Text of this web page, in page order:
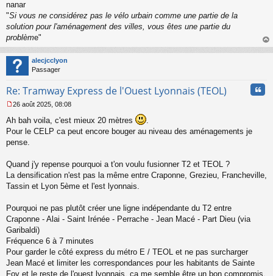
u
nanar
"Si vous ne considérez pas le vélo urbain comme une partie de la
solution pour l'aménagement des villes, vous êtes une partie du
problème"
au
alecjcclyon
Passager
Re: Tramway Express de l'Ouest Lyonnais (TEOL)
e
s
a
e
n
o
u
26 août 2025, 08:08
Ah bah voila, c'est mieux 20 mètres
.
Pour le CELP ca peut encore bouger au niveau des aménagements je
pense.
Quand j'y repense pourquoi a t'on voulu fusionner T2 et TEOL ?
La densification n'est pas la même entre Craponne, Grezieu, Francheville,
Tassin et Lyon 5ème et l'est lyonnais.
Pourquoi ne pas plutôt créer une ligne indépendante du T2 entre
Craponne - Alai - Saint Irénée - Perrache - Jean Macé - Part Dieu (via
Garibaldi)
Fréquence 6 à 7 minutes
Pour garder le côté express du métro E / TEOL et ne pas surcharger
Jean Macé et limiter les correspondances pour les habitants de Sainte
Foy et le reste de l'ouest lyonnais, ça me semble être un bon compromis.